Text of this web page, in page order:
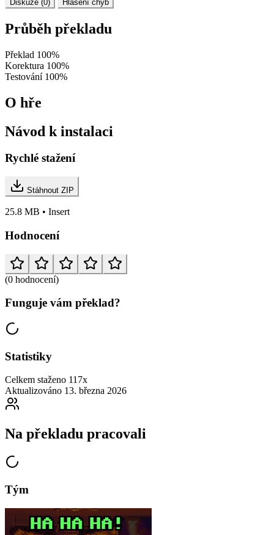
Diskuze (0) Hlášení chyb
Průběh překladu
Překlad 100%
Korektura 100%
Testování 100%
O hře
Návod k instalaci
Rychlé stažení
Stáhnout ZIP
25.8 MB • Insert
Hodnocení
(0 hodnocení)
Funguje vám překlad?
Statistiky
Celkem staženo 117x
Aktualizováno 13. března 2026
Na překladu pracovali
Tým